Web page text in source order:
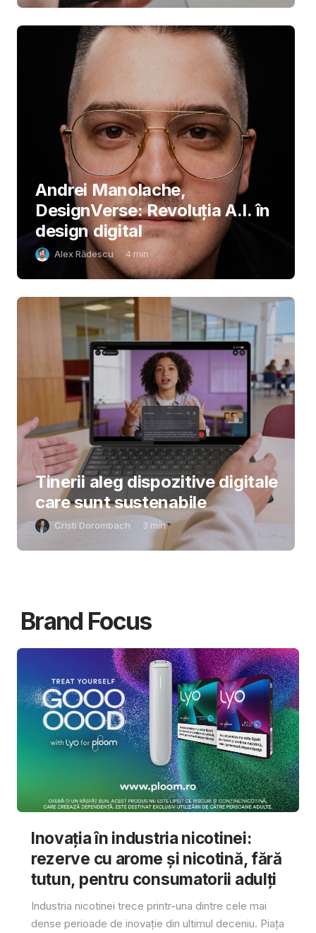
Andrei Manolache,
DesignVerse: Revoluția A.I. în
design digital
Alex Rădescu 4 min
Tinerii aleg dispozitive digitale
care sunt sustenabile
Cristi Dorombach 3 min
Brand Focus
Inovația în industria nicotinei:
rezerve cu arome și nicotină, fără
tutun, pentru consumatorii adulți
Industria nicotinei trece printr-una dintre cele mai
dense perioade de inovație din ultimul deceniu. Piața